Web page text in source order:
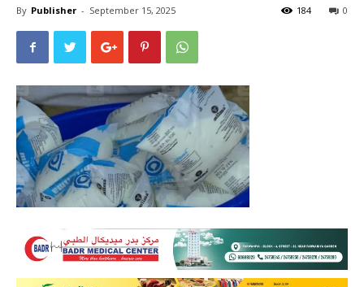
By Publisher - September 15, 2025 0
184